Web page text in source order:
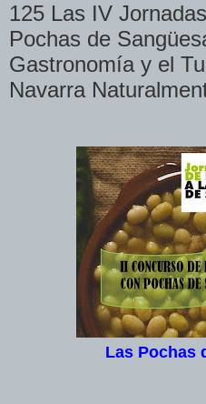
125 Las IV
Pochas de
Gastronomía y el
Navarra
Las Pochas